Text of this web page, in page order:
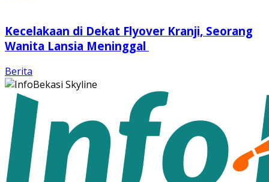
Kecelakaan di Dekat Flyover Kranji, Seorang
Wanita Lansia Meninggal
Berita